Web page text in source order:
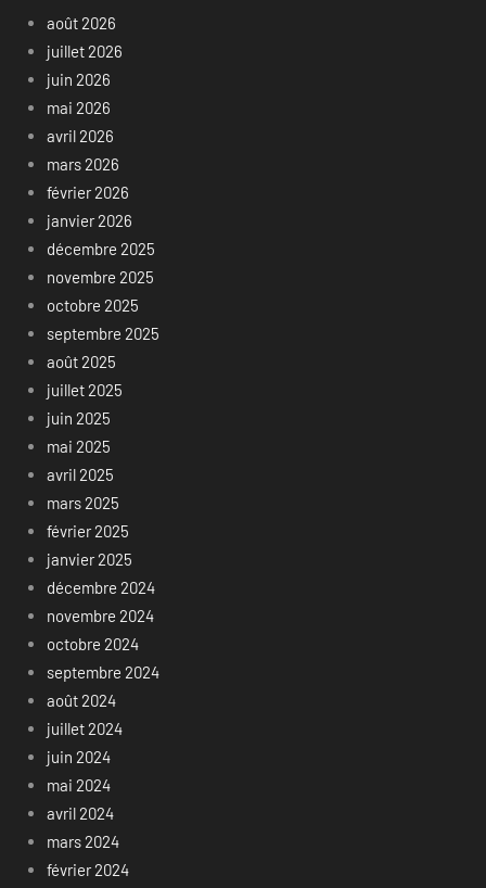
août 2026
juillet 2026
juin 2026
mai 2026
avril 2026
mars 2026
février 2026
janvier 2026
décembre 2025
novembre 2025
octobre 2025
septembre 2025
août 2025
juillet 2025
juin 2025
mai 2025
avril 2025
mars 2025
février 2025
janvier 2025
décembre 2024
novembre 2024
octobre 2024
septembre 2024
août 2024
juillet 2024
juin 2024
mai 2024
avril 2024
mars 2024
février 2024